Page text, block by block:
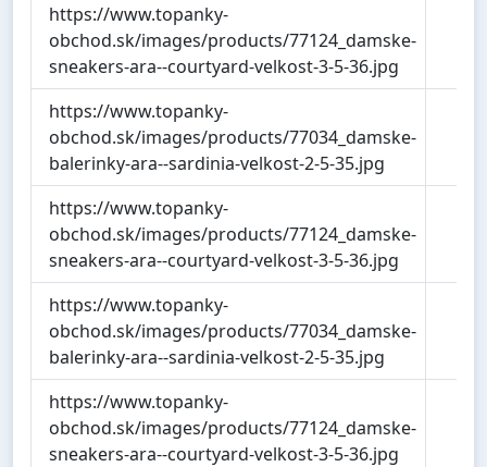
https://www.topanky-
obchod.sk/images/products/77124_damske-
sneakers-ara--courtyard-velkost-3-5-36.jpg
https://www.topanky-
obchod.sk/images/products/77034_damske-
balerinky-ara--sardinia-velkost-2-5-35.jpg
https://www.topanky-
obchod.sk/images/products/77124_damske-
sneakers-ara--courtyard-velkost-3-5-36.jpg
https://www.topanky-
obchod.sk/images/products/77034_damske-
balerinky-ara--sardinia-velkost-2-5-35.jpg
https://www.topanky-
obchod.sk/images/products/77124_damske-
sneakers-ara--courtyard-velkost-3-5-36.jpg